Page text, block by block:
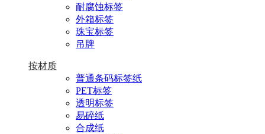
耐腐蚀标签
外箱标签
珠宝标签
吊牌
按材质
普通条码标签纸
PET标签
透明标签
易碎纸
合成纸